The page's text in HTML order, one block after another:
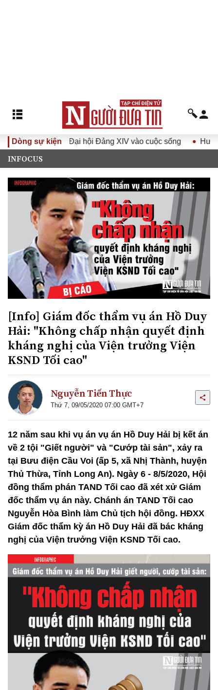
Dòng sự kiện
quyết Đại hội Đảng XIV vào cuộc sống Hướng tới Đại
INFOCUS
[Info] Giám đốc thẩm vụ án Hồ Duy
Hải: "Không chấp nhận quyết định
kháng nghị của Viện trưởng Viện
KSND Tối cao"
Nguyễn Tiến Thực
Thứ 7, 09/05/2020 07:00 GMT+7
12 năm sau khi vụ án vụ án Hồ Duy Hải bị kết án
về 2 tội "Giết người" và "Cướp tài sản", xảy ra
tại Bưu điện Cầu Voi (ấp 5, xã Nhị Thành, huyện
Thủ Thừa, Tỉnh Long An). Ngày 6 - 8/5/2020, Hội
đồng thẩm phán TAND Tối cao đã xét xử Giám
đốc thẩm vụ án này. Chánh án TAND Tối cao
Nguyễn Hòa Bình làm Chủ tịch hội đồng. HĐXX
Giám đốc thẩm kỳ án Hồ Duy Hải đã bác kháng
nghị của Viện trưởng Viện KSND Tối cao.